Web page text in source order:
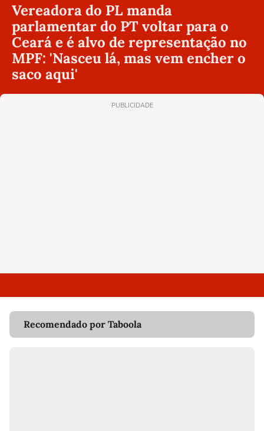
Vereadora do PL manda
parlamentar do PT voltar para o
Ceará e é alvo de representação no
MPF: 'Nasceu lá, mas vem encher o
saco aqui'
PUBLICIDADE
Recomendado por Taboola